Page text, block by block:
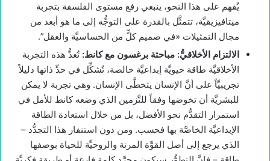
يُفهم على هذا النحو، ينبغي رفع مستوى الفلسفة بتجربة
ميتافيزيقيَّة، تتمثَّل بالقدرة على التوجُّه إلى ما هو أبعد من
مجال التمثيلات «في صميم كلٍّ من الحساسيَّة والعقل”.
الالتزام الأخلاقيُّ: مباحثة برغسون مع كانط: تُعدُّ هذه التجربة
الأخلاقيَّة طاقة حيويَّة إبداعيَّة خالصة، تُشكِّل في حدِّ ذاتها دليلاً
تجريبيَّاً على أنَّ الإنسان يتخطَّى الإنسان. وهي تجربة لا يمكن
للبشريَّة أن تخوضها وفقاً للتَّزمين الذي وضعه كانط للأمل في
استمرار التقدُّم نحو الأفضل، بل من خلال استعادة الطاقة
الإبداعيَّة الخاصَّة بها فحسب. ومن دون استنفار هذا التجدُّد –
الذي يرجع إلى أصل القوَّة المرنة والروحيَّة للحياة بوصفها